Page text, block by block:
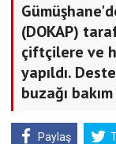
(DOKAP)
çiftçilere ve
yapıldı.
buzağı
Paylaş